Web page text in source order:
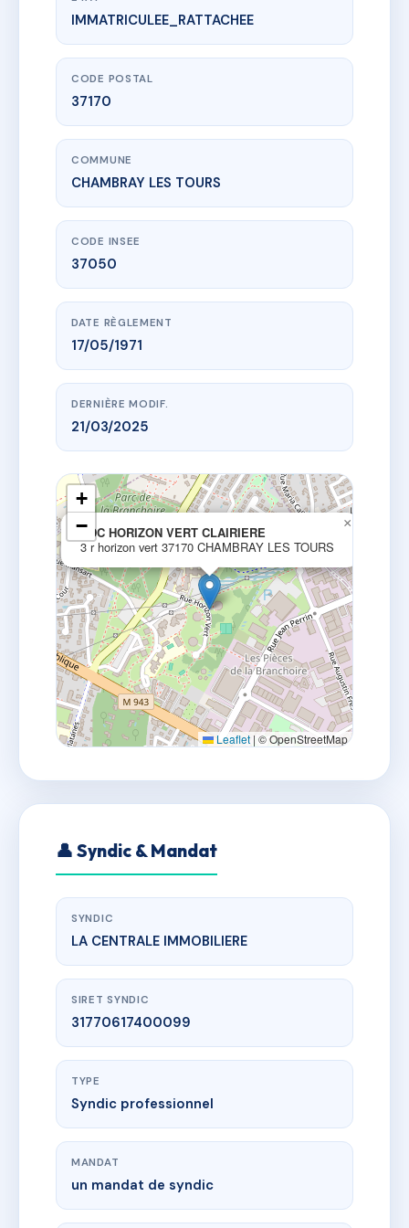
www.vme.plus/AC6655625
SDC HORIZON VERT CLAIRIERE
3 r horizon vert37170 CHAMBRAY LES TOURS
IMMATRICULEE_RATTACHEE
CODE POSTAL
37170
COMMUNE
CHAMBRAY LES TOURS
CODE INSEE
37050
DATE RÈGLEMENT
17/05/1971
DERNIÈRE MODIF.
21/03/2025
SDC HORIZON VERT CLAIRIERE
3 r horizon vert 37170 CHAMBRAY LES TOURS
×
+
−
Leaflet | © OpenStreetMap
👤 Syndic & Mandat
SYNDIC
LA CENTRALE IMMOBILIERE
SIRET SYNDIC
31770617400099
TYPE
Syndic professionnel
MANDAT
un mandat de syndic